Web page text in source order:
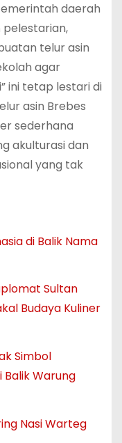
daerah
telur asin
agar
ini tetap lestari di
asin Brebes
sederhana
akulturasi dan
yang tak
di Balik Nama
Sultan
Budaya Kuliner
Simbol
Warung
Nasi Warteg